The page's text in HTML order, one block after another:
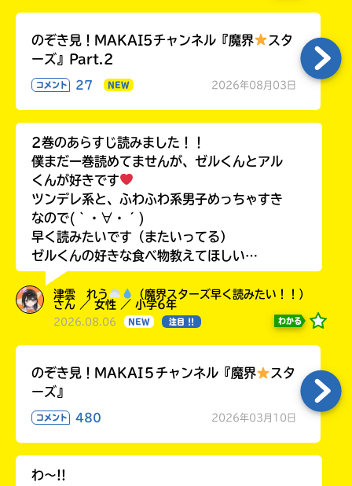
のぞき見！MAKAI5チャンネル『魔界
スタ
ーズ』Part.2
コメント 27 NEW 2026年08月03日
2巻のあらすじ読みました！！
僕まだ一巻読めてませんが、ゼルくんとアル
くんが好きです
ツンデレ系と、ふわふわ系男子めっちゃすき
なので(｀・∀・´)
早く読みたいです（またいってる）
ゼルくんの好きな食べ物教えてほしい…
津雲 れう
（魔界スターズ早く読みたい！！）
さん ／ 女性 ／ 小学6年
2026.08.06 NEW 注目 !! わかる
のぞき見！MAKAI５チャンネル『魔界
スタ
ーズ』
コメント 480 2026年03月10日
わ〜!!